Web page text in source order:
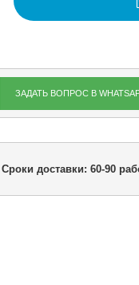
ЗАДАТЬ ВОПРОС В
Сроки доставки: 60-90